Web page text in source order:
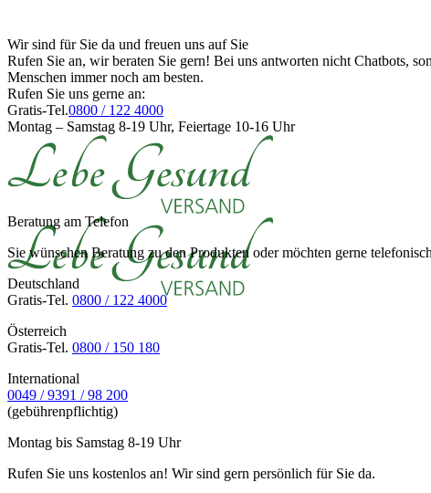
Wir sind für Sie da und freuen uns auf Sie
Rufen Sie an, wir beraten Sie gern! Bei uns antworten nicht Chatbots,
Menschen immer noch am besten.
Rufen Sie uns gerne an:
Gratis-Tel.0800 / 122 4000
Montag – Samstag 8-19 Uhr, Feiertage 10-16 Uhr
Beratung am Telefon
Sie wünschen Beratung zu den Produkten oder möchten gerne
Deutschland
Gratis-Tel. 0800 / 122 4000
Österreich
Gratis-Tel. 0800 / 150 180
International
0049 / 9391 / 98 200
(gebührenpflichtig)
Montag bis Samstag 8-19 Uhr
Rufen Sie uns kostenlos an! Wir sind gern persönlich für Sie da.